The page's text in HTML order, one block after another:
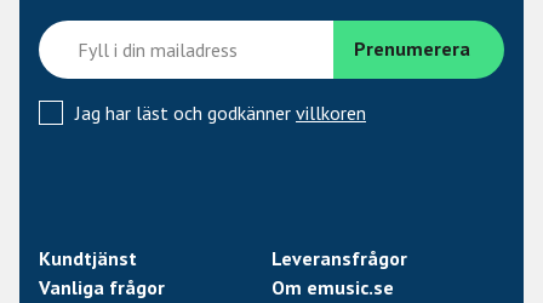
Jag har läst och godkänner villkoren
Kundtjänst
Leveransfrågor
Vanliga frågor
Om emusic.se